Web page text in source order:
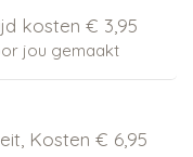
kosten € 3,95
jou gemaakt
Kosten € 6,95